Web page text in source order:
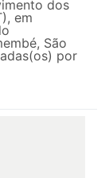
dos
em
São
por